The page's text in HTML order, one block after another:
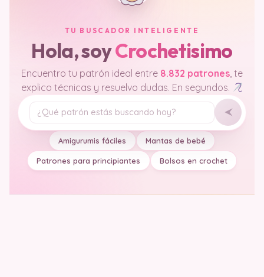
TU BUSCADOR INTELIGENTE
Hola, soyCrochetisimo
Encuentro tu patrón ideal entre 8.832 patrones, te
explico técnicas y resuelvo dudas. En segundos.
Tu pregunta
Amigurumis fáciles Mantas de bebé
Patrones para principiantes Bolsos en crochet